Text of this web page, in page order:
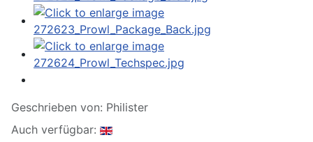
Geschrieben von: Philister
Auch verfügbar: